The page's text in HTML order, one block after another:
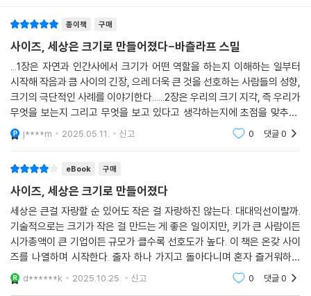
클수록 우월한가? 무한한 성장은 과연 가능한가?
세상이 어떻게 만들어졌는지 이해하기 위한 크기의 모든 것
크기는 왜 중요한가? 인간은 사물을 볼 때도 현상을 볼 때도 크기를 평가하
고 비교한다. 이 책은 이러한 크기의 역할로 1장을 시작해, 2장에서 우리가
크기를 어떻게 지각하고, 왜 착시에 빠지는지를 알아본다. 3장에서는 크기
사이의 관계인 비례, 대칭, 비율을 살펴보며 황금비에 대한 논란도 놓치지
않는다. 이어서 4장은 인체공학 등 크기의 설계를 통해 크기의 팽창과 그
한계에 대해 폭넓게 조망한다. 크기의 변화 또한 중요하다. 5장과 6장에서
는 키가 커지거나 체중이 무거워지는 등 크기가 다른 크기로 변할 때 인간
과 동물, 기계에서 어떤 일이 벌어지는지 상세히 파고든다. 7장과 8장은
크기의 분포에 관한 이야기다. 소득과 부를 비롯한 사회적·경제적 삶은 크
기의 분포와 관련이 있다.
종이책 구매
사이즈, 세상은 크기로 만들어졌다-바츨라프 스밀
...1장은 자연과 인간사에서 크기가 어떤 역할을 하는지 이해하는 일부터
시작해 작음과 큼 사이의 긴장, 으레 더욱 큰 것을 선호하는 사람들의 성향,
크기의 극단적인 사례를 이야기한다......2장은 우리의 크기 지각, 즉 우리가
무엇을 보는지 그리고 무엇을 보고 있다고 생각하는지에 초점을 맞추며,
우리 삶의 많은 측면에 놀라울 정도로 영향을 미치는 사람의 키가 어떤 결
과를 빚어
j****m 2025.05.11. 신고 0 댓글0
eBook 구매
사이즈, 세상은 크기로 만들어졌다
세상은 큰걸 자랑할 순 있어도 작은 걸 자랑하진 않는다. 대대익선이랄까.
기술적으로는 크기가 작은 걸 만드는 게 좋은 일이지만, 키가 큰 사람이든
시가총액이 큰 기업이든 규모가 클수록 선호도가 높다. 이 책은 온갖 사이
즈를 나열하며 시작한다. 줄자 하나 가지고 돌아다니며 혼자 즐거워하던
애니메이션 캐릭터가 연상될 정도로 저자가 신나 보인다. 읽는 입장에선
그게 그렇게 재
d******k 2025.10.25. 신고 0 댓글0